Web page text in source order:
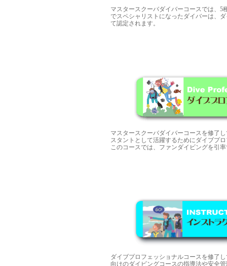
マスタースクーバダイバーコースでは、5
でスペシャリストになったダイバーは、
て認定されます。
マスタースクーバダイバーコースを修了
スタントとして活躍するためにダイブプ
このコースでは、ファンダイビングを引
ダイブプロフェッショナルコースを修了
向けのダイビングコースの指導法や安全